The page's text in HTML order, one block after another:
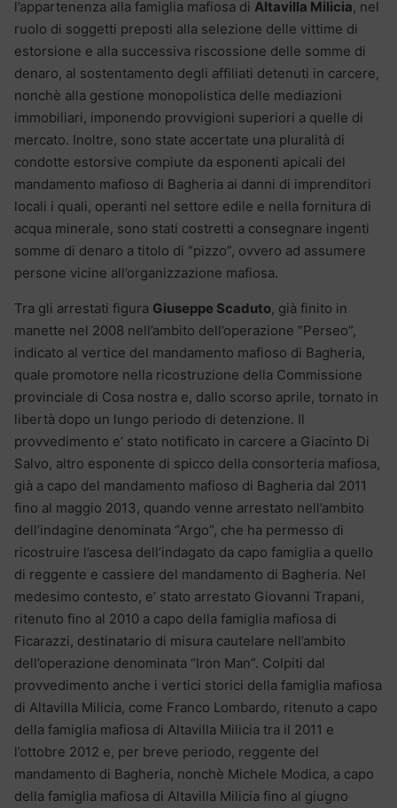
l’appartenenza alla famiglia mafiosa di Altavilla Milicia, nel
ruolo di soggetti preposti alla selezione delle vittime di
estorsione e alla successiva riscossione delle somme di
denaro, al sostentamento degli affiliati detenuti in carcere,
nonchè alla gestione monopolistica delle mediazioni
immobiliari, imponendo provvigioni superiori a quelle di
mercato. Inoltre, sono state accertate una pluralità di
condotte estorsive compiute da esponenti apicali del
mandamento mafioso di Bagheria ai danni di imprenditori
locali i quali, operanti nel settore edile e nella fornitura di
acqua minerale, sono stati costretti a consegnare ingenti
somme di denaro a titolo di “pizzo”, ovvero ad assumere
persone vicine all’organizzazione mafiosa.
Tra gli arrestati figura Giuseppe Scaduto, già finito in
manette nel 2008 nell’ambito dell’operazione “Perseo”,
indicato al vertice del mandamento mafioso di Bagheria,
quale promotore nella ricostruzione della Commissione
provinciale di Cosa nostra e, dallo scorso aprile, tornato in
libertà dopo un lungo periodo di detenzione. Il
provvedimento e’ stato notificato in carcere a Giacinto Di
Salvo, altro esponente di spicco della consorteria mafiosa,
già a capo del mandamento mafioso di Bagheria dal 2011
fino al maggio 2013, quando venne arrestato nell’ambito
dell’indagine denominata “Argo”, che ha permesso di
ricostruire l’ascesa dell’indagato da capo famiglia a quello
di reggente e cassiere del mandamento di Bagheria. Nel
medesimo contesto, e’ stato arrestato Giovanni Trapani,
ritenuto fino al 2010 a capo della famiglia mafiosa di
Ficarazzi, destinatario di misura cautelare nell’ambito
dell’operazione denominata “Iron Man”. Colpiti dal
provvedimento anche i vertici storici della famiglia mafiosa
di Altavilla Milicia, come Franco Lombardo, ritenuto a capo
della famiglia mafiosa di Altavilla Milicia tra il 2011 e
l’ottobre 2012 e, per breve periodo, reggente del
mandamento di Bagheria, nonchè Michele Modica, a capo
della famiglia mafiosa di Altavilla Milicia fino al giugno